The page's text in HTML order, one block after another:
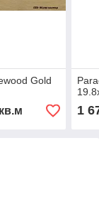
Gold
1